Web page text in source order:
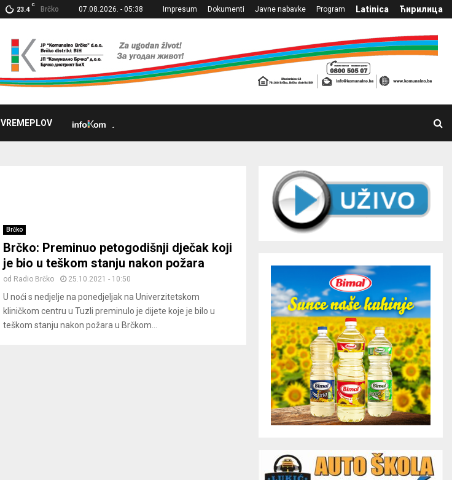
23.4
C
Brčko 07.08.2026. - 05:38 Impresum Dokumenti Javne nabavke Program Latinica Ћирилица
VREMEPLOV
Brčko
Brčko: Preminuo petogodišnji dječak koji
je bio u teškom stanju nakon požara
od Radio Brčko 25.10.2021 - 10:50
U noći s nedjelje na ponedjeljak na Univerzitetskom
kliničkom centru u Tuzli preminulo je dijete koje je bilo u
teškom stanju nakon požara u Brčkom...